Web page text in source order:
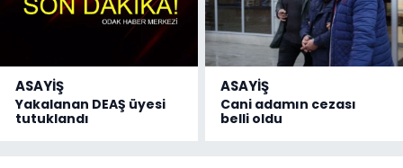
ASAYİŞ
Yakalanan DEAŞ üyesi
tutuklandı
ASAYİŞ
Cani adamın cezası
belli oldu